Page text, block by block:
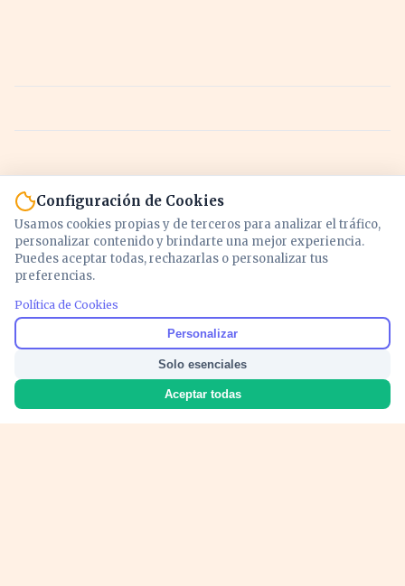
Noticias y análisis de economía, mercados,
inversión y política. Información actualizada
para entender lo que mueve tu dinero y tu
país.
Configuración de Cookies
Usamos cookies propias y de terceros para analizar el tráfico,
personalizar contenido y brindarte una mejor experiencia.
Puedes aceptar todas, rechazarlas o personalizar tus
preferencias.
Política de Cookies
Personalizar
Solo esenciales
Aceptar todas